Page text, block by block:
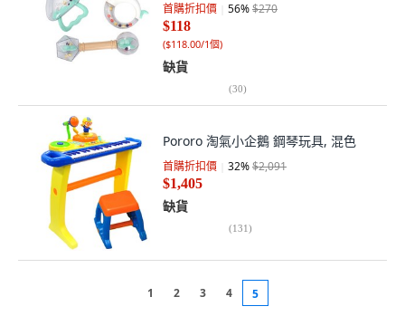
首購折扣價 56%$270
$118
($118.00/1個)
缺貨
(30)
Pororo 淘氣小企鵝 鋼琴玩具, 混色
首購折扣價 32%$2,091
$1,405
缺貨
(131)
1 2 3 4 5